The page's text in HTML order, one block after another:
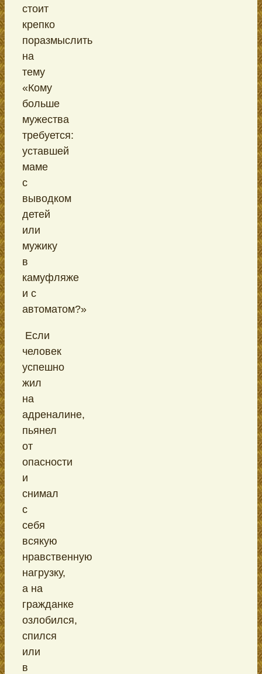
стоит
крепко
поразмыслить
на
тему
«Кому
больше
мужества
требуется:
уставшей
маме
с
выводком
детей
или
мужику
в
камуфляже
и с
автоматом?»
Если
человек
успешно
жил
на
адреналине,
пьянел
от
опасности
и
снимал
с
себя
всякую
нравственную
нагрузку,
а на
гражданке
озлобился,
спился
или
в